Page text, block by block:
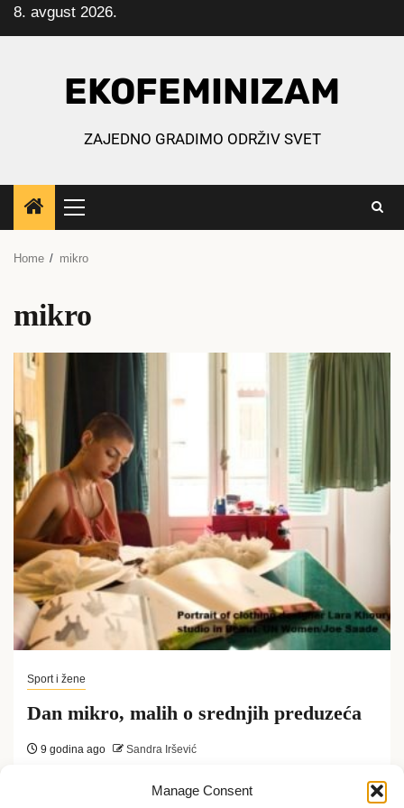
Manage Consent
Skip
to
8. avgust 2026.
EKOFEMINIZAM
ZAJEDNO GRADIMO ODRŽIV SVET
Primary
Menu
Home mikro
mikro
Sport i žene
Dan mikro, malih o srednjih preduzeća
9 godina ago Sandra Iršević
Ove godine prvi put je 27.jun obeležen je kao Dan